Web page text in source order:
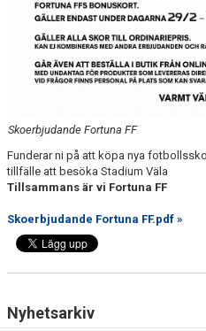
MEDLEMSKAP 2026
MEDLEMSKAP
FORTUNARABATTEN
FORTUNASHOPPEN
TRÄNINGSTIDER GRÄS 2026
BOLLKALLAR/FIOR
Skoerbjudande Fortuna FF
Funderar ni på att köpa nya
tillfälle att besöka Stadium Väla
Tillsammans är vi Fortuna FF
Skoerbjudande Fortuna FF.pdf »
Nyhetsarkiv